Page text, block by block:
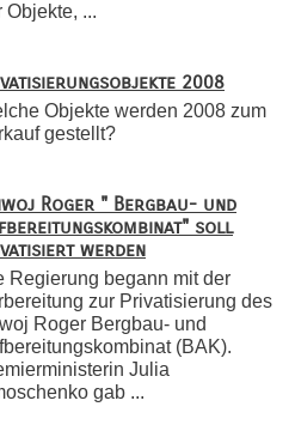
Objekte, ...
2008
Objekte werden 2008 zum
gestellt?
Roger " Bergbau- und
soll
werden
Regierung begann mit der
zur Privatisierung des
Roger Bergbau- und
(BAK).
Julia
gab ...